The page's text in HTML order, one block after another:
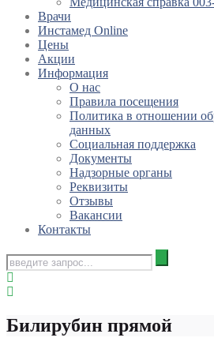
Врачи
Инстамед Online
Цены
Акции
Информация
О нас
Правила посещения
Политика в отношении
данных
Социальная поддержка
Документы
Надзорные органы
Реквизиты
Отзывы
Вакансии
Контакты
Билирубин прямой